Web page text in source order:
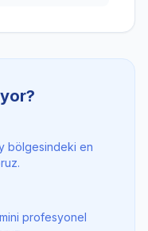
bölgesindeki en
profesyonel